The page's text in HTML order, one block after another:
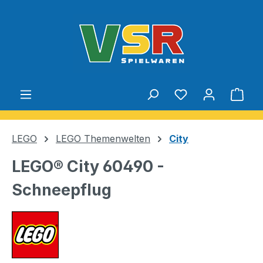
Du hast 0
LEGO LEGO Themenwelten City
LEGO® City 60490 -
Schneepflug